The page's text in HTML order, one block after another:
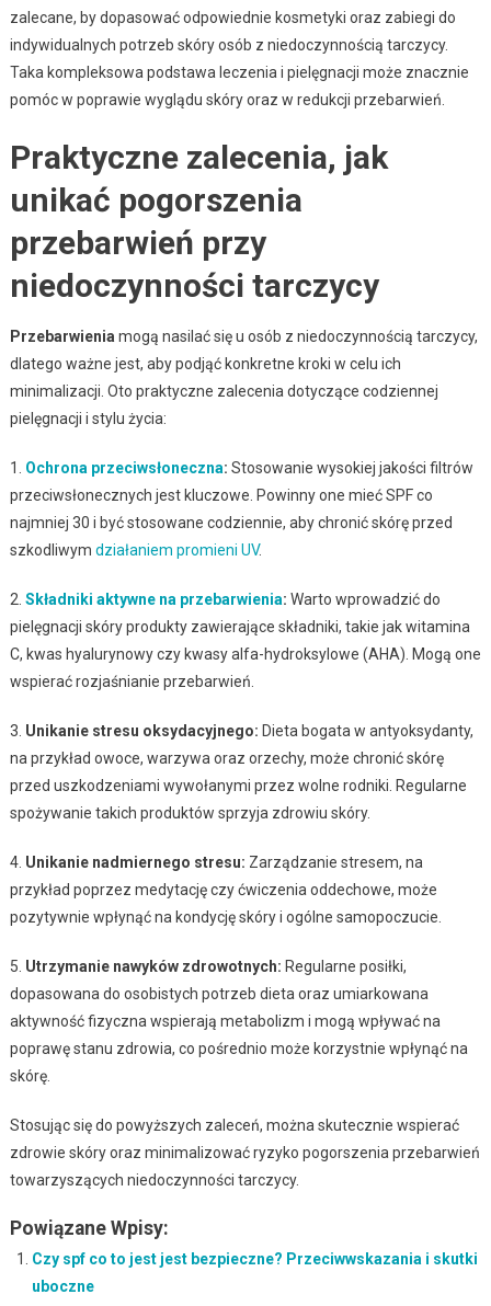
zalecane, by dopasować odpowiednie kosmetyki oraz zabiegi do
indywidualnych potrzeb skóry osób z niedoczynnością tarczycy.
Taka kompleksowa podstawa leczenia i pielęgnacji może znacznie
pomóc w poprawie wyglądu skóry oraz w redukcji przebarwień.
Praktyczne zalecenia, jak
unikać pogorszenia
przebarwień przy
niedoczynności tarczycy
Przebarwienia mogą nasilać się u osób z niedoczynnością tarczycy,
dlatego ważne jest, aby podjąć konkretne kroki w celu ich
minimalizacji. Oto praktyczne zalecenia dotyczące codziennej
pielęgnacji i stylu życia:
1. Ochrona przeciwsłoneczna: Stosowanie wysokiej jakości filtrów
przeciwsłonecznych jest kluczowe. Powinny one mieć SPF co
najmniej 30 i być stosowane codziennie, aby chronić skórę przed
szkodliwym działaniem promieni UV.
2. Składniki aktywne na przebarwienia: Warto wprowadzić do
pielęgnacji skóry produkty zawierające składniki, takie jak witamina
C, kwas hyalurynowy czy kwasy alfa-hydroksylowe (AHA). Mogą one
wspierać rozjaśnianie przebarwień.
3. Unikanie stresu oksydacyjnego: Dieta bogata w antyoksydanty,
na przykład owoce, warzywa oraz orzechy, może chronić skórę
przed uszkodzeniami wywołanymi przez wolne rodniki. Regularne
spożywanie takich produktów sprzyja zdrowiu skóry.
4. Unikanie nadmiernego stresu: Zarządzanie stresem, na
przykład poprzez medytację czy ćwiczenia oddechowe, może
pozytywnie wpłynąć na kondycję skóry i ogólne samopoczucie.
5. Utrzymanie nawyków zdrowotnych: Regularne posiłki,
dopasowana do osobistych potrzeb dieta oraz umiarkowana
aktywność fizyczna wspierają metabolizm i mogą wpływać na
poprawę stanu zdrowia, co pośrednio może korzystnie wpłynąć na
skórę.
Stosując się do powyższych zaleceń, można skutecznie wspierać
zdrowie skóry oraz minimalizować ryzyko pogorszenia przebarwień
towarzyszących niedoczynności tarczycy.
Powiązane Wpisy:
Czy spf co to jest jest bezpieczne? Przeciwwskazania i skutki
uboczne